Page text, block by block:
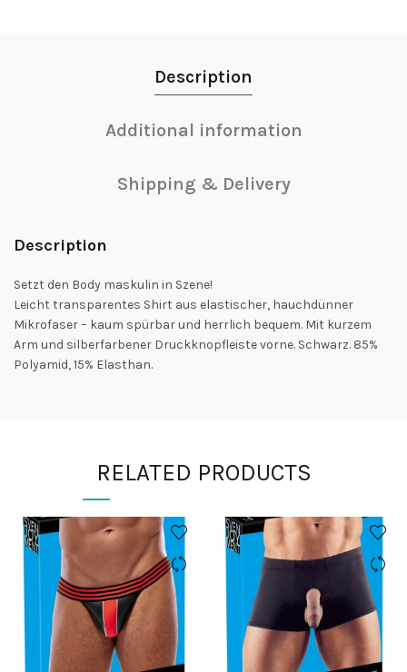
Description
Additional information
Shipping & Delivery
Description
Setzt den Body maskulin in Szene!
Leicht transparentes Shirt aus elastischer, hauchdünner
Mikrofaser – kaum spürbar und herrlich bequem. Mit kurzem
Arm und silberfarbener Druckknopfleiste vorne. Schwarz. 85%
Polyamid, 15% Elasthan.
RELATED PRODUCTS